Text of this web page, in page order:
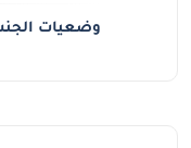
وضعيات